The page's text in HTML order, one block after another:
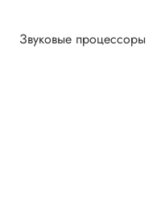
Звуковые процессоры